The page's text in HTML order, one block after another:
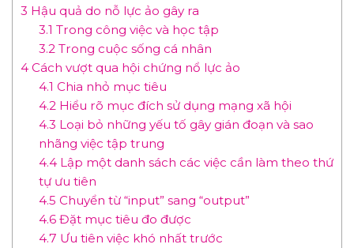
3 Hậu quả do nỗ lực ảo gây ra
3.1 Trong công việc và học tập
3.2 Trong cuộc sống cá nhân
4 Cách vượt qua hội chứng nổ lực ảo
4.1 Chia nhỏ mục tiêu
4.2 Hiểu rõ mục đích sử dụng mạng xã hội
4.3 Loại bỏ những yếu tố gây gián đoạn và sao
nhãng việc tập trung
4.4Lập một danh sách các việc cần làm theo thứ
tự ưu tiên
4.5 Chuyển từ “input” sang “output”
4.6Đặt mục tiêu đo được
4.7 Ưu tiên việc khó nhất trước